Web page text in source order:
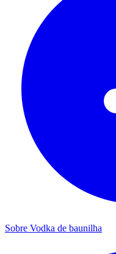
Sobre Vodka de baunilha